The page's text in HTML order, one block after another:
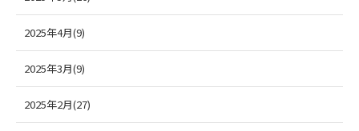
2025年4月(9)
2025年3月(9)
2025年2月(27)